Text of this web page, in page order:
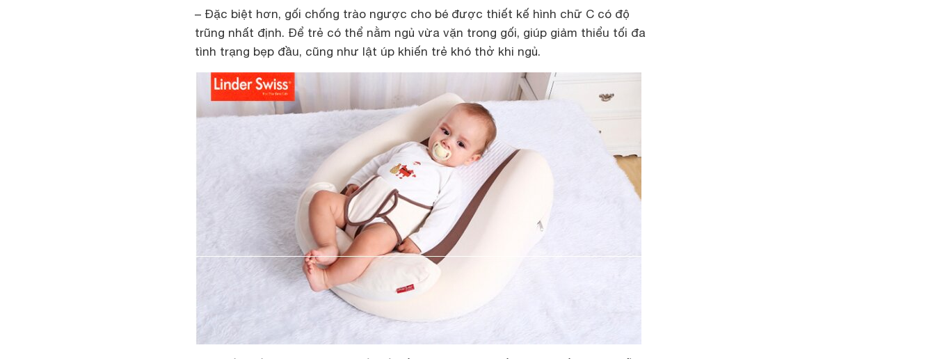
– Đặc biệt hơn, gối chống trào ngược cho bé được thiết kế hình chữ C có độ
trũng nhất định. Để trẻ có thể nằm ngủ vừa vặn trong gối, giúp giảm thiểu tối đa
tình trạng bẹp đầu, cũng như lật úp khiến trẻ khó thở khi ngủ.